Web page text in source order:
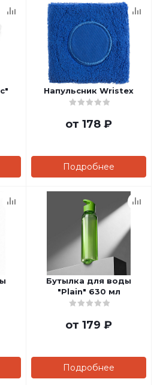
Напульсник Wristex
от 178 ₽
Подробнее
Бутылка для воды
"Plain" 630 мл
от 179 ₽
Подробнее